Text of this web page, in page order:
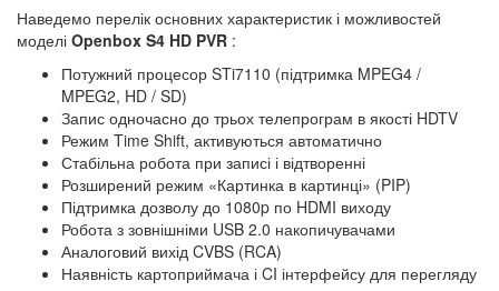
Наведемо перелік основних характеристик і можливостей
моделі Openbox S4 HD PVR :
Потужний процесор STi7110 (підтримка MPEG4 /
MPEG2, HD / SD)
Запис одночасно до трьох телепрограм в якості HDTV
Режим Time Shift, активуються автоматично
Стабільна робота при записі і відтворенні
Розширений режим «Картинка в картинці» (PIP)
Підтримка дозволу до 1080p по HDMI виходу
Робота з зовнішніми USB 2.0 накопичувачами
Аналоговий вихід CVBS (RCA)
Наявність картоприймача і CI інтерфейсу для перегляду